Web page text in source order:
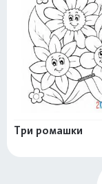
Три ромашки